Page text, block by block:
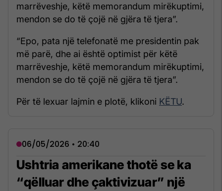
marrëveshje, këtë memorandum mirëkuptimi,
mendon se do të çojë në gjëra të tjera”.
“Epo, pata një telefonatë me presidentin pak
më parë, dhe ai është optimist për këtë
marrëveshje, këtë memorandum mirëkuptimi,
mendon se do të çojë në gjëra të tjera”.
Për të lexuar lajmin e plotë, klikoni KËTU.
06/05/2026 • 20:40
Ushtria amerikane thotë se ka
“qëlluar dhe çaktivizuar” një